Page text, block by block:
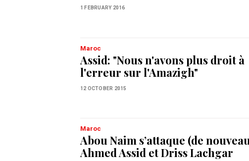
1 FEBRUARY 2016
Maroc
Assid: "Nous n'avons plus droit à
l'erreur sur l'Amazigh"
12 OCTOBER 2015
Maroc
Abou Naim s’attaque (de
Ahmed Assid et Driss Lachgar